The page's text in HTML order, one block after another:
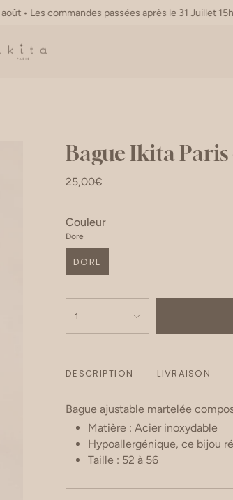
commandes passées après le 31 Juillet 15h
Bague Ikita Paris
25,00€
Couleur
Dore
DORE
1
DESCRIPTION LIVRAISON
Bague ajustable martelée
Matière : Acier inoxydable
Hypoallergénique, ce bijou
Taille : 52 à 56